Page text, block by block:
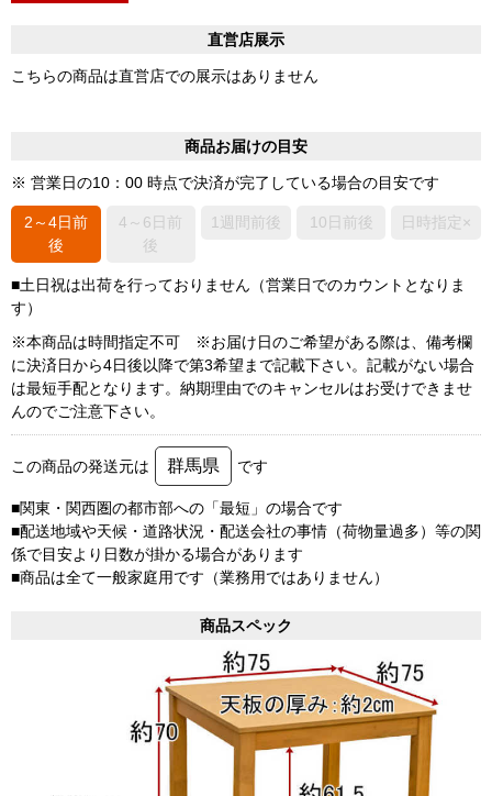
直営店展示
こちらの商品は直営店での展示はありません
商品お届けの目安
※ 営業日の10：00 時点で決済が完了している場合の目安です
2～4日前
後
4～6日前
後
1週間前後 10日前後 日時指定×
■土日祝は出荷を行っておりません（営業日でのカウントとなりま
す）
※本商品は時間指定不可 ※お届け日のご希望がある際は、備考欄
に決済日から4日後以降で第3希望まで記載下さい。記載がない場合
は最短手配となります。納期理由でのキャンセルはお受けできませ
んのでご注意下さい。
この商品の発送元は 群馬県 です
■関東・関西圏の都市部への「最短」の場合です
■配送地域や天候・道路状況・配送会社の事情（荷物量過多）等の関
係で目安より日数が掛かる場合があります
■商品は全て一般家庭用です（業務用ではありません）
商品スペック